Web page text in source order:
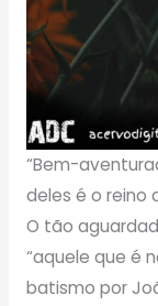
“Bem-
deles é o reino
O tão
“aquele que é
batismo por